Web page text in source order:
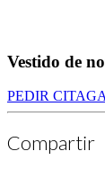
Vestido de
PEDIR CITA
Compartir